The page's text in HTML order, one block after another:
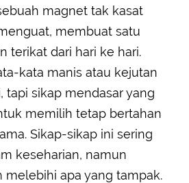
tanpa
Bersinar, Bukan
Mereka
Kecil yang Bermakna
dengan Keberanian
Bertumbuh, Bukan
Cemburu
magnet tak kasat
membuat satu
terikat dari hari ke hari.
kata manis atau kejutan
tapi sikap mendasar yang
memilih tetap bertahan
Sikap-sikap ini sering
keseharian, namun
melebihi apa yang tampak.